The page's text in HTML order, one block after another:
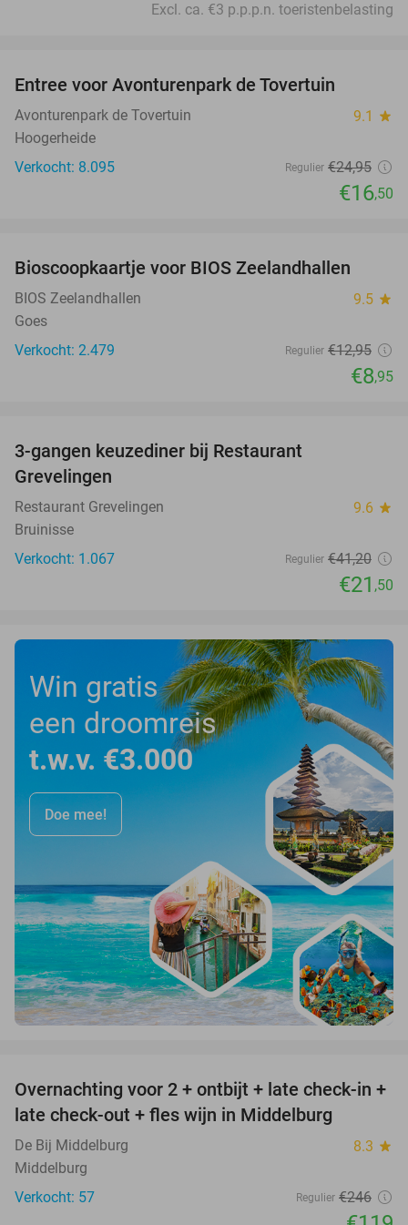
Excl. ca. €3 p.p.p.n. toeristenbelasting
Entree voor Avonturenpark de Tovertuin
Avonturenpark de Tovertuin 9.1 star
Hoogerheide
Verkocht: 8.095
Regulier €24,95
€16,50
Bioscoopkaartje voor BIOS Zeelandhallen
BIOS Zeelandhallen 9.5 star
Goes
Verkocht: 2.479
Regulier €12,95
€8,95
3-gangen keuzediner bij Restaurant
Grevelingen
Restaurant Grevelingen 9.6 star
Bruinisse
Verkocht: 1.067
Regulier €41,20
€21 ,50
Win gratis
een droomreis
t.w.v. €3.000
Doe mee!
52%
Overnachting voor 2 + ontbijt + late check-in +
late check-out + fles wijn in Middelburg
De Bij Middelburg 8.3 star
Middelburg
Verkocht: 57
Regulier €246